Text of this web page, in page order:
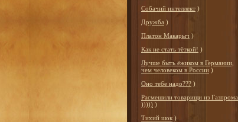
Собачий интеллект )
Дружба )
Платон Макарыч )
Как не стать тёткой! )
Лучше быть ёжиком в Германии,
чем человеком в России )
Оно тебе надо??? )
Расмешили товарищи из Газпрома
))))) )
Тихий шок )